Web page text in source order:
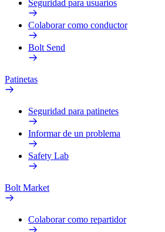
Seguridad para usuarios
Colaborar como conductor
Bolt Send
Patinetas
Seguridad para patinetes
Informar de un problema
Safety Lab
Bolt Market
Colaborar como repartidor